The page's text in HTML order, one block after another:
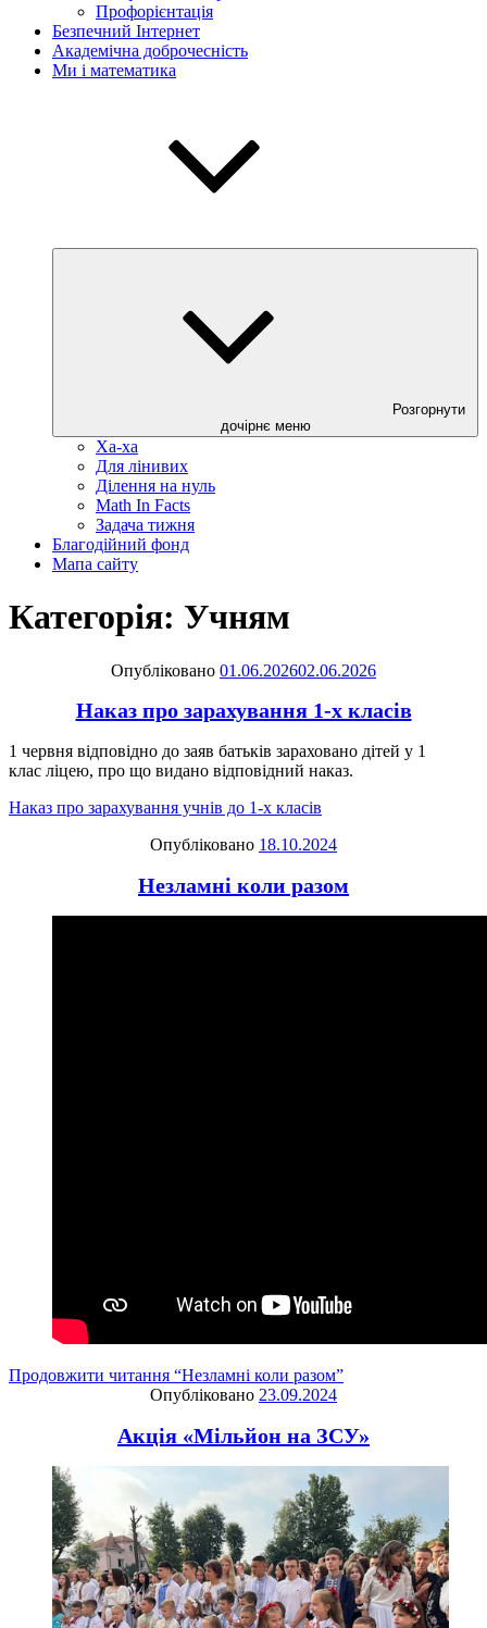
Профорієнтація
Безпечний Інтернет
Академічна доброчесність
Ми і математика
Розгорнути
дочірнє меню
Ха-ха
Для лінивих
Ділення на нуль
Math In Facts
Задача тижня
Благодійний фонд
Мапа сайту
Категорія: Учням
Опубліковано 01.06.202602.06.2026
Наказ про зарахування 1-х класів
1 червня відповідно до заяв батьків зараховано дітей у 1
клас ліцею, про що видано відповідний наказ.
Наказ про зарахування учнів до 1-х класів
Опубліковано 18.10.2024
Незламні коли разом
Продовжити читання “Незламні коли разом”
Опубліковано 23.09.2024
Акція «Мільйон на ЗСУ»